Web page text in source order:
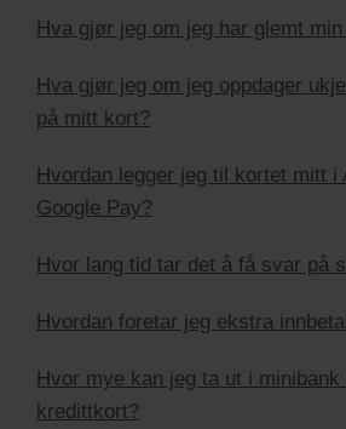
Hva gjør jeg om jeg har glemt
Hva gjør jeg om jeg oppdager
på mitt kort?
Hvordan legger jeg til kortet mitt i
Google Pay?
Hvor lang tid tar det å få svar på
Hvordan foretar jeg ekstra
Hvor mye kan jeg ta ut i minibank
kredittkort?